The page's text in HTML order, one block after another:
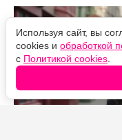
Используя сайт, вы
cookies и обработкой
с Политикой cookies